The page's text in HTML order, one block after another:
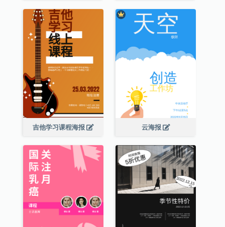
吉他学习课程海报 云海报